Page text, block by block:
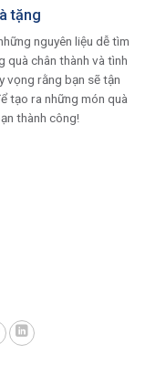
tặng
nguyên liệu dễ tìm
quà chân thành và tình
vọng rằng bạn sẽ tận
tạo ra những món quà
thành công!